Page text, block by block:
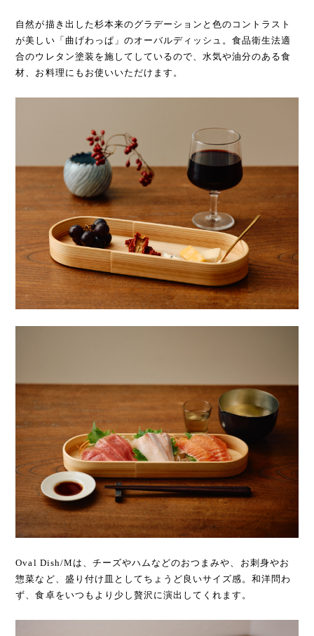
自然が描き出した杉本来のグラデーションと色のコントラスト
が美しい「曲げわっぱ」のオーバルディッシュ。食品衛生法適
合のウレタン塗装を施してしているので、水気や油分のある食
材、お料理にもお使いいただけます。
Oval Dish/Mは、チーズやハムなどのおつまみや、お刺身やお
惣菜など、盛り付け皿としてちょうど良いサイズ感。和洋問わ
ず、食卓をいつもより少し贅沢に演出してくれます。